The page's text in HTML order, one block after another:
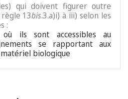
qui doivent figurer outre
règle 13bis.3.a)i) à iii) selon les
:
ils sont accessibles au
se rapportant aux
biologique